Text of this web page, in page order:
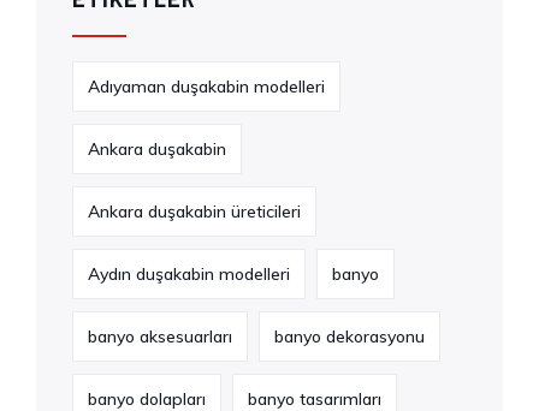
Adıyaman duşakabin modelleri
Ankara duşakabin
Ankara duşakabin üreticileri
Aydın duşakabin modelleri banyo
banyo aksesuarları banyo dekorasyonu
banyo dolapları banyo tasarımları